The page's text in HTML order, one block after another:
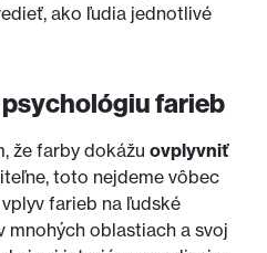
ako ľudia jednotlivé
farieb
že farby dokážu ovplyvniť
toto nejdeme vôbec
farieb na ľudské
mnohých oblastiach a svoj